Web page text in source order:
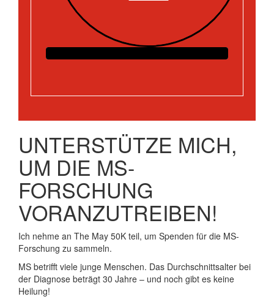
UNTERSTÜTZE MICH,
UM DIE MS-
FORSCHUNG
VORANZUTREIBEN!
Ich nehme an The May 50K teil, um Spenden für die MS-
Forschung zu sammeln.
MS betrifft viele junge Menschen. Das Durchschnittsalter bei
der Diagnose beträgt 30 Jahre – und noch gibt es keine
Heilung!